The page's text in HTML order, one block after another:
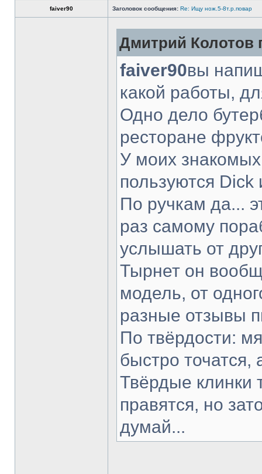
faiver90 Заголовок сообщения: Re: Ищу нож.5-8т.р.повар
Дмитрий Колотов
faiver90вы
какой работы,
Одно дело
ресторане
У моих
пользуются Dick
По ручкам да...
раз самому
услышать от
Тырнет он
модель, от
разные отзывы
По твёрдости:
быстро точатся,
Твёрдые клинки
правятся, но
думай...